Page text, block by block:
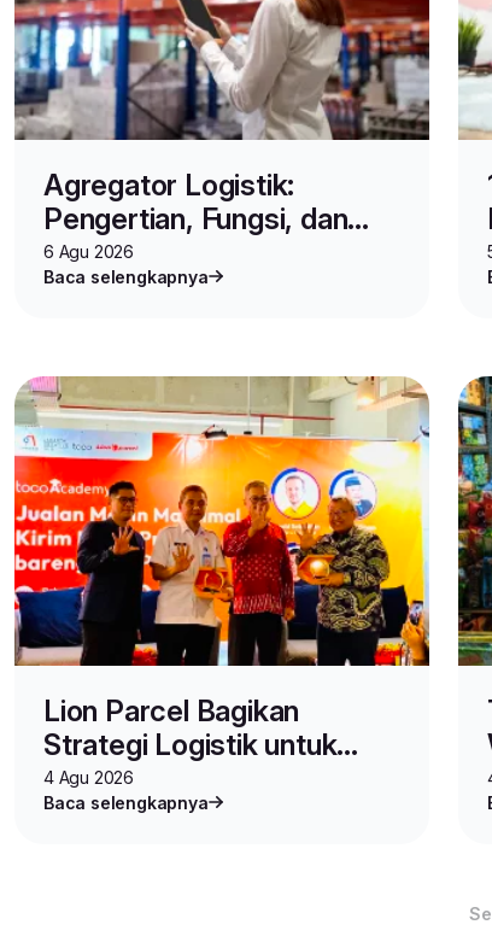
Agregator Logistik:
Pengertian, Fungsi, dan
Cara Kerjanya untuk Bisnis
Online
6 Agu 2026
Baca selengkapnya
Lion Parcel Bagikan
Strategi Logistik untuk
Seller di Toco Academy
Vol.2
4 Agu 2026
Baca selengkapnya